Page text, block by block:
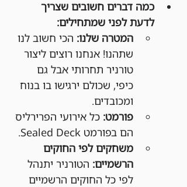
כמה דברים חשובים שצריך
לדעת לפני שמתחילים:
המטרה שלנו: הכי חשוב לנו
שתהנו! אנחנו רוצים ליצור
טורניר תחרותי אבל גם
כיפי, שכולם ירגישו בו בנוח
ומכובדים.
פורמט: כל אירועי הפרירליס
הם בפורמט Sealed Deck.
משחקים לפי החוקים
הרשמיים: הטורניר יתנהל
לפי כל החוקים הרשמיים